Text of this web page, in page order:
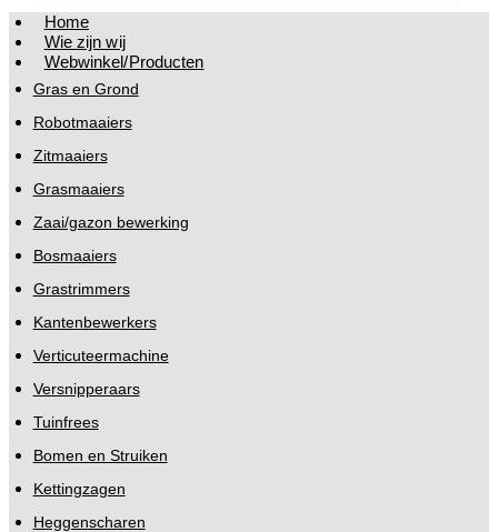
Home
Wie zijn wij
Webwinkel/Producten
Gras en Grond
Robotmaaiers
Zitmaaiers
Grasmaaiers
Zaai/gazon bewerking
Bosmaaiers
Grastrimmers
Kantenbewerkers
Verticuteermachine
Versnipperaars
Tuinfrees
Bomen en Struiken
Kettingzagen
Heggenscharen